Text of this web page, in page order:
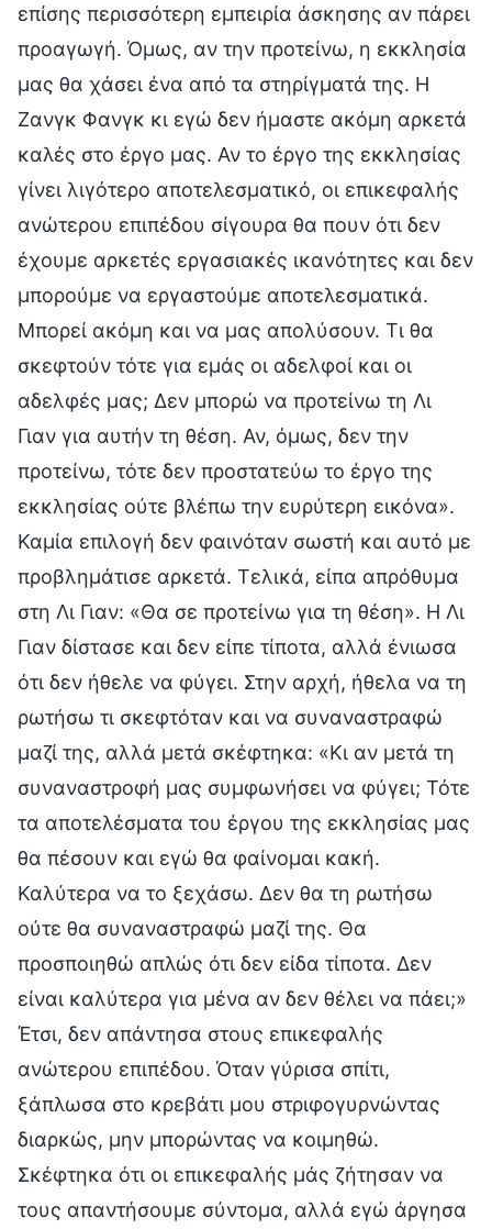
επίσης περισσότερη εμπειρία άσκησης αν πάρει
προαγωγή. Όμως, αν την προτείνω, η εκκλησία
μας θα χάσει ένα από τα στηρίγματά της. Η
Ζανγκ Φανγκ κι εγώ δεν ήμαστε ακόμη αρκετά
καλές στο έργο μας. Αν το έργο της εκκλησίας
γίνει λιγότερο αποτελεσματικό, οι επικεφαλής
ανώτερου επιπέδου σίγουρα θα πουν ότι δεν
έχουμε αρκετές εργασιακές ικανότητες και δεν
μπορούμε να εργαστούμε αποτελεσματικά.
Μπορεί ακόμη και να μας απολύσουν. Τι θα
σκεφτούν τότε για εμάς οι αδελφοί και οι
αδελφές μας; Δεν μπορώ να προτείνω τη Λι
Γιαν για αυτήν τη θέση. Αν, όμως, δεν την
προτείνω, τότε δεν προστατεύω το έργο της
εκκλησίας ούτε βλέπω την ευρύτερη εικόνα».
Καμία επιλογή δεν φαινόταν σωστή και αυτό με
προβλημάτισε αρκετά. Τελικά, είπα απρόθυμα
στη Λι Γιαν: «Θα σε προτείνω για τη θέση». Η Λι
Γιαν δίστασε και δεν είπε τίποτα, αλλά ένιωσα
ότι δεν ήθελε να φύγει. Στην αρχή, ήθελα να τη
ρωτήσω τι σκεφτόταν και να συναναστραφώ
μαζί της, αλλά μετά σκέφτηκα: «Κι αν μετά τη
συναναστροφή μας συμφωνήσει να φύγει; Τότε
τα αποτελέσματα του έργου της εκκλησίας μας
θα πέσουν και εγώ θα φαίνομαι κακή.
Καλύτερα να το ξεχάσω. Δεν θα τη ρωτήσω
ούτε θα συναναστραφώ μαζί της. Θα
προσποιηθώ απλώς ότι δεν είδα τίποτα. Δεν
είναι καλύτερα για μένα αν δεν θέλει να πάει;»
Έτσι, δεν απάντησα στους επικεφαλής
ανώτερου επιπέδου. Όταν γύρισα σπίτι,
ξάπλωσα στο κρεβάτι μου στριφογυρνώντας
διαρκώς, μην μπορώντας να κοιμηθώ.
Σκέφτηκα ότι οι επικεφαλής μάς ζήτησαν να
τους απαντήσουμε σύντομα, αλλά εγώ άργησα